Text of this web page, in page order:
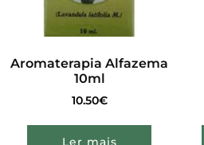
Aromaterapia Alfazema
10ml
10.50€
Ler mais